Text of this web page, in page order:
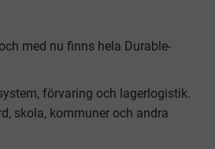
med nu finns hela Durable-
förvaring och lagerlogistik.
skola, kommuner och andra